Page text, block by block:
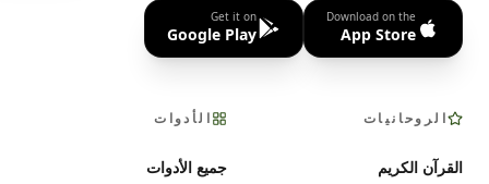
Download on the
App Store
Get it on
Google Play
الروحانيات
القرآن الكريم
الأدوات
جميع الأدوات